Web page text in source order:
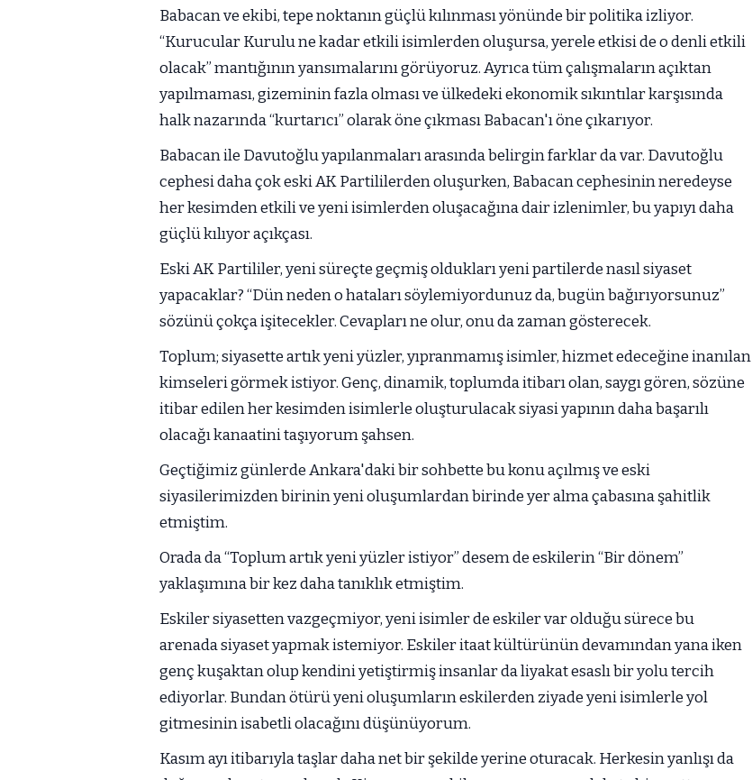
Babacan ve ekibi, tepe noktanın güçlü kılınması yönünde bir politika izliyor.
“Kurucular Kurulu ne kadar etkili isimlerden oluşursa, yerele etkisi de o denli etkili
olacak” mantığının yansımalarını görüyoruz. Ayrıca tüm çalışmaların açıktan
yapılmaması, gizeminin fazla olması ve ülkedeki ekonomik sıkıntılar karşısında
halk nazarında “kurtarıcı” olarak öne çıkması Babacan'ı öne çıkarıyor.
Babacan ile Davutoğlu yapılanmaları arasında belirgin farklar da var. Davutoğlu
cephesi daha çok eski AK Partililerden oluşurken, Babacan cephesinin neredeyse
her kesimden etkili ve yeni isimlerden oluşacağına dair izlenimler, bu yapıyı daha
güçlü kılıyor açıkçası.
Eski AK Partililer, yeni süreçte geçmiş oldukları yeni partilerde nasıl siyaset
yapacaklar? “Dün neden o hataları söylemiyordunuz da, bugün bağırıyorsunuz”
sözünü çokça işitecekler. Cevapları ne olur, onu da zaman gösterecek.
Toplum; siyasette artık yeni yüzler, yıpranmamış isimler, hizmet edeceğine inanılan
kimseleri görmek istiyor. Genç, dinamik, toplumda itibarı olan, saygı gören, sözüne
itibar edilen her kesimden isimlerle oluşturulacak siyasi yapının daha başarılı
olacağı kanaatini taşıyorum şahsen.
Geçtiğimiz günlerde Ankara'daki bir sohbette bu konu açılmış ve eski
siyasilerimizden birinin yeni oluşumlardan birinde yer alma çabasına şahitlik
etmiştim.
Orada da “Toplum artık yeni yüzler istiyor” desem de eskilerin “Bir dönem”
yaklaşımına bir kez daha tanıklık etmiştim.
Eskiler siyasetten vazgeçmiyor, yeni isimler de eskiler var olduğu sürece bu
arenada siyaset yapmak istemiyor. Eskiler itaat kültürünün devamından yana iken
genç kuşaktan olup kendini yetiştirmiş insanlar da liyakat esaslı bir yolu tercih
ediyorlar. Bundan ötürü yeni oluşumların eskilerden ziyade yeni isimlerle yol
gitmesinin isabetli olacağını düşünüyorum.
Kasım ayı itibarıyla taşlar daha net bir şekilde yerine oturacak. Herkesin yanlışı da